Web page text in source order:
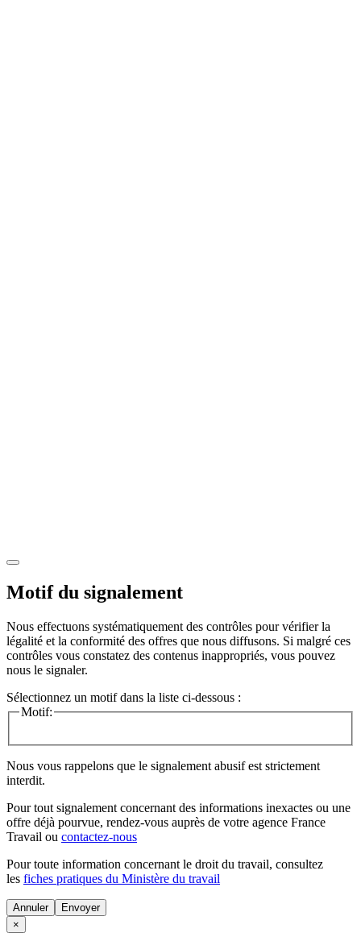
Motif du signalement
Nous effectuons systématiquement des contrôles pour vérifier la
légalité et la conformité des offres que nous diffusons. Si malgré ces
contrôles vous constatez des contenus inappropriés, vous pouvez
nous le signaler.
Sélectionnez un motif dans la liste ci-dessous :
Motif:
Nous vous rappelons que le signalement abusif est strictement
interdit.
Pour tout signalement concernant des informations inexactes ou une
offre déjà pourvue, rendez-vous auprès de votre agence France
Travail ou contactez-nous
Pour toute information concernant le droit du travail, consultez
les fiches pratiques du Ministère du travail
Annuler
×